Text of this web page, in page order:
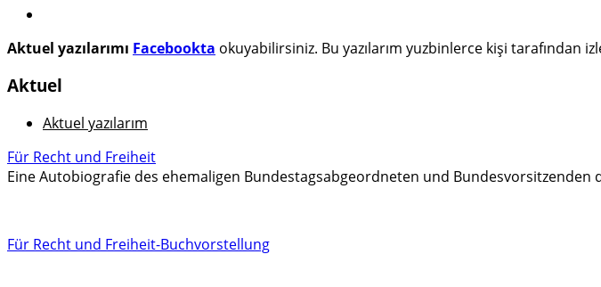
Aktuel yazılarımı Facebookta okuyabilirsiniz. Bu yazılarım yuzbinlerce kişi tarafından
Aktuel
Aktuel yazılarım
Für Recht und Freiheit
Eine Autobiografie des ehemaligen Bundestagsabgeordneten und
Für Recht und Freiheit-Buchvorstellung